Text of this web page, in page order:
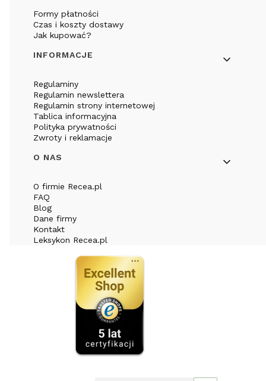
Formy płatności
Czas i koszty dostawy
Jak kupować?
INFORMACJE
Regulaminy
Regulamin newslettera
Regulamin strony internetowej
Tablica informacyjna
Polityka prywatności
Zwroty i reklamacje
O NAS
O firmie Recea.pl
FAQ
Blog
Dane firmy
Kontakt
Leksykon Recea.pl